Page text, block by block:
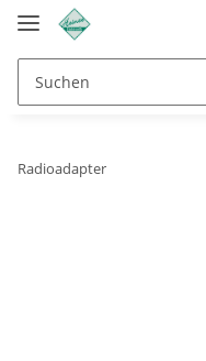
Radioadapter